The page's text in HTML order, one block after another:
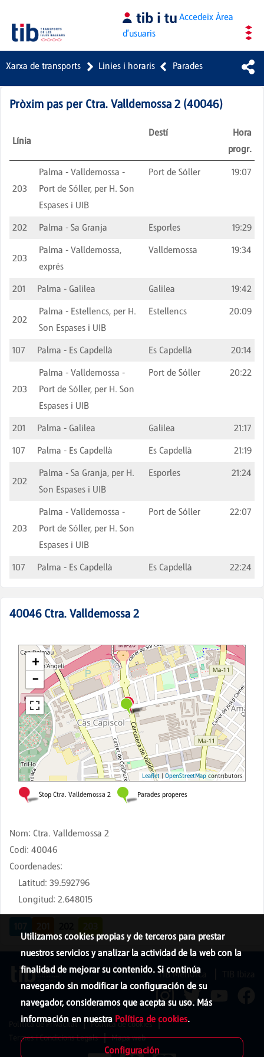
AccedeixÀrea
d'usuaris
Xarxa de transports Linies i horaris Parades
Pròxim pas per Ctra. Valldemossa 2 (40046)
Línia
Destí
Hora
progr.
203
Palma - Valldemossa -
Port de Sóller, per H. Son
Espases i UIB
Port de Sóller 19:07
202 Palma - Sa Granja Esporles 19:29
203
Palma - Valldemossa,
exprés
Valldemossa 19:34
201 Palma - Galilea Galilea 19:42
202
Palma - Estellencs, per H.
Son Espases i UIB
Estellencs 20:09
107 Palma - Es Capdellà Es Capdellà 20:14
203
Palma - Valldemossa -
Port de Sóller, per H. Son
Espases i UIB
Port de Sóller 20:22
201 Palma - Galilea Galilea
21:17
107
Palma - Es Capdellà Es Capdellà 21:19
202
Palma - Sa Granja, per H.
Son Espases i UIB
Esporles 21:24
203
Palma - Valldemossa -
Port de Sóller, per H. Son
Espases i UIB
Port de Sóller 22:07
107 Palma - Es Capdellà Es Capdellà 22:24
40046 Ctra. Valldemossa 2
Nom: Ctra. Valldemossa 2
Codi: 40046
Coordenades:
Latitud: 39.592796
Longitud: 2.648015
Utilizamos cookies propias y de terceros para prestar
nuestros servicios y analizar la actividad de la web con la
finalidad de mejorar su contenido. Si continúa
navegando sin modificar la configuración de su
navegador, consideramos que acepta su uso. Más
información en nuestra Política de cookies.
Configuración
TIB Menorca
Política de Privacitat
Política de cookies
Termes i Condicions Legals
Mapa web